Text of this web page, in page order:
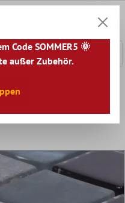
Mix Kobra
Code SOMMER5 🌞
außer Zubehör.